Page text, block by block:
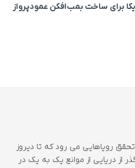
برای ساخت بمب‌افکن عمودپرواز
رویاهایی می رود که تا دیروز
از دریایی از موانع یک به یک در